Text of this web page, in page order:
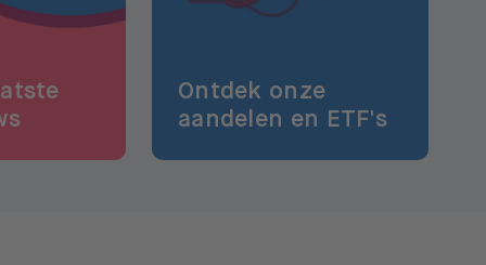
Ontdek onze
aandelen en ETF's